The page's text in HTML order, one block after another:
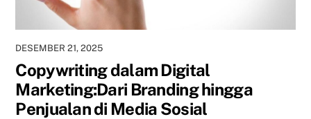
DESEMBER 21, 2025
Copywriting dalam Digital
Marketing:Dari Branding hingga
Penjualan di Media Sosial